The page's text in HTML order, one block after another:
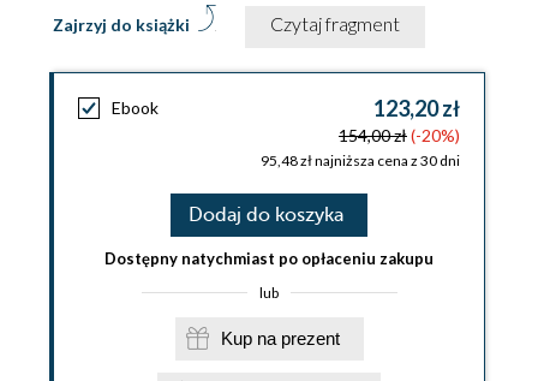
Zajrzyj do książki Czytaj fragment
Ebook 123,20 zł
154,00 zł(-20%)
95,48 zł najniższa cena z 30 dni
Dodaj do koszyka
Dostępny natychmiast po opłaceniu zakupu
lub
Kup na prezent